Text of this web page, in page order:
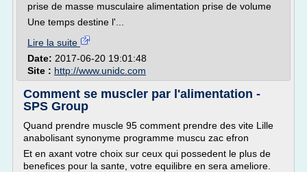
prise de masse musculaire alimentation prise de volume
Une temps destine l'...
Lire la suite
Date: 2017-06-20 19:01:48
Site : http://www.unidc.com
Comment se muscler par l'alimentation -
SPS Group
Quand prendre muscle 95 comment prendre des vite Lille
anabolisant synonyme programme muscu zac efron
Et en axant votre choix sur ceux qui possedent le plus de
benefices pour la sante, votre equilibre en sera ameliore.